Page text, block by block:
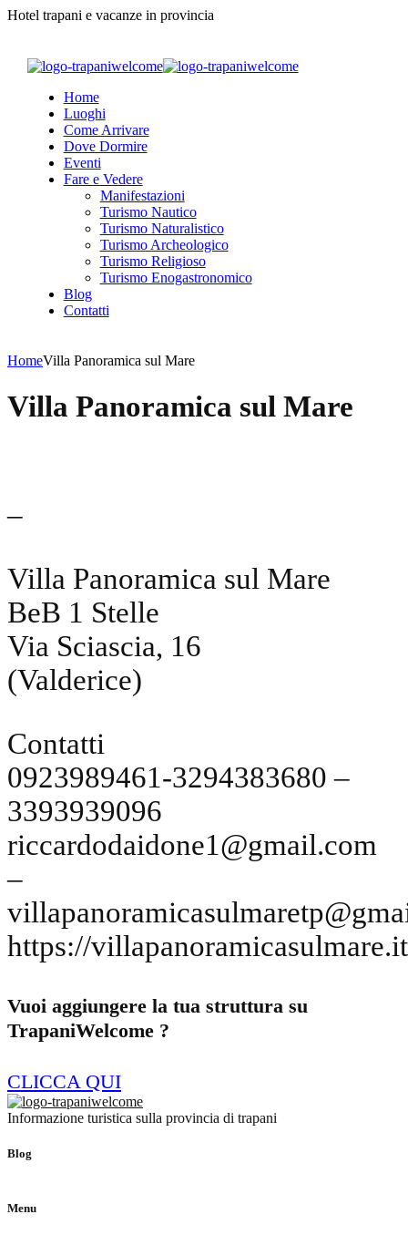
Hotel trapani e vacanze in provincia
Home
Luoghi
Come Arrivare
Dove Dormire
Eventi
Fare e Vedere
Manifestazioni
Turismo Nautico
Turismo Naturalistico
Turismo Archeologico
Turismo Religioso
Turismo Enogastronomico
Blog
Contatti
HomeVilla Panoramica sul Mare
Villa Panoramica sul Mare
–
Villa Panoramica sul Mare
BeB 1 Stelle
Via Sciascia, 16
(Valderice)
Contatti
0923989461-3294383680 –
3393939096
riccardodaidone1@gmail.com
–
https://villapanoramicasulmare.it
Vuoi aggiungere la tua struttura su
TrapaniWelcome ?
CLICCA QUI
Informazione turistica sulla provincia di trapani
Blog
Menu